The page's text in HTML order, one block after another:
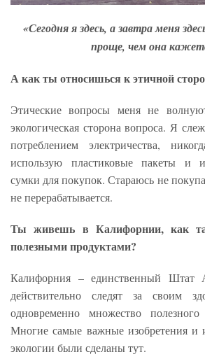
«Сегодня я здесь, а завтра меня
проще, чем она
А как ты относишься к этичной
Этические вопросы меня не
экологическая сторона вопроса. Я
потреблением электричества,
использую пластиковые пакеты и
сумки для покупок. Стараюсь не
не перерабатывается.
Ты живешь в Калифорнии, как
полезными продуктами?
Калифорния – единственный Штат
действительно следят за своим
одновременно множество
Многие самые важные изобретения и
экологии были сделаны тут.